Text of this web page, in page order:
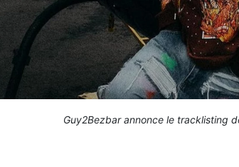
Guy2Bezbar annonce le tracklisting